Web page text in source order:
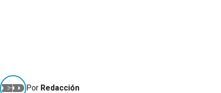
Por Redacción